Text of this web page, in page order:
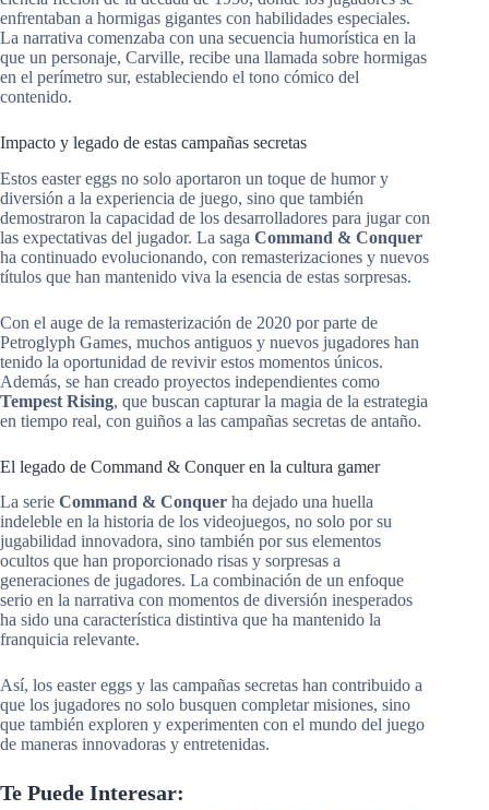
enfrentaban a hormigas gigantes con habilidades especiales.
La narrativa comenzaba con una secuencia humorística en la
que un personaje, Carville, recibe una llamada sobre hormigas
en el perímetro sur, estableciendo el tono cómico del
contenido.
Impacto y legado de estas campañas secretas
Estos easter eggs no solo aportaron un toque de humor y
diversión a la experiencia de juego, sino que también
demostraron la capacidad de los desarrolladores para jugar con
las expectativas del jugador. La saga Command & Conquer
ha continuado evolucionando, con remasterizaciones y nuevos
títulos que han mantenido viva la esencia de estas sorpresas.
Con el auge de la remasterización de 2020 por parte de
Petroglyph Games, muchos antiguos y nuevos jugadores han
tenido la oportunidad de revivir estos momentos únicos.
Además, se han creado proyectos independientes como
Tempest Rising, que buscan capturar la magia de la estrategia
en tiempo real, con guiños a las campañas secretas de antaño.
El legado de Command & Conquer en la cultura gamer
La serie Command & Conquer ha dejado una huella
indeleble en la historia de los videojuegos, no solo por su
jugabilidad innovadora, sino también por sus elementos
ocultos que han proporcionado risas y sorpresas a
generaciones de jugadores. La combinación de un enfoque
serio en la narrativa con momentos de diversión inesperados
ha sido una característica distintiva que ha mantenido la
franquicia relevante.
Así, los easter eggs y las campañas secretas han contribuido a
que los jugadores no solo busquen completar misiones, sino
que también exploren y experimenten con el mundo del juego
de maneras innovadoras y entretenidas.
Te Puede Interesar: